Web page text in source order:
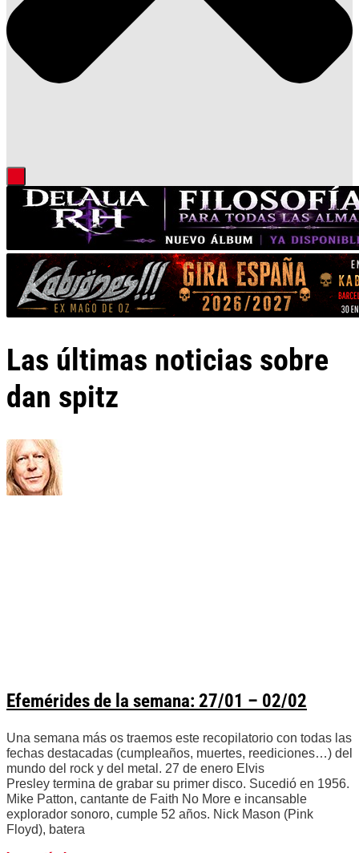
Las últimas noticias sobre
dan spitz
Efemérides de la semana: 27/01 – 02/02
Una semana más os traemos este recopilatorio con todas las
fechas destacadas (cumpleaños, muertes, reediciones…) del
mundo del rock y del metal. 27 de enero Elvis
Presley termina de grabar su primer disco. Sucedió en 1956.
Mike Patton, cantante de Faith No More e incansable
explorador sonoro, cumple 52 años. Nick Mason (Pink
Floyd), batera